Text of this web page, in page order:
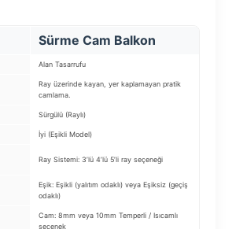
Sürme Cam Balkon
Alan Tasarrufu
Ray üzerinde kayan, yer kaplamayan pratik
camlama.
Sürgülü (Raylı)
İyi (Eşikli Model)
Ray Sistemi: 3’lü 4’lü 5’li ray seçeneği
Eşik: Eşikli (yalıtım odaklı) veya Eşiksiz (geçiş
odaklı)
Cam: 8mm veya 10mm Temperli / Isıcamlı
seçenek